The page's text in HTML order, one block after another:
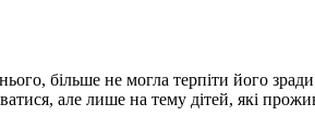
більше не могла терпіти його
але лише на тему дітей, які